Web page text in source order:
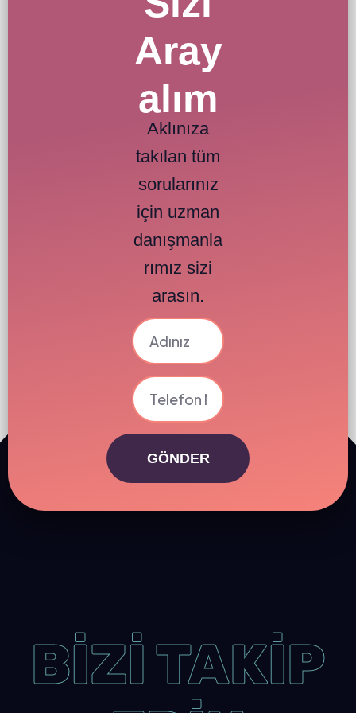
Aray
alım
Aklınıza
takılan tüm
sorularınız
için uzman
danışmanla
rımız sizi
arasın.
GÖNDER
BİZİ TAKİP